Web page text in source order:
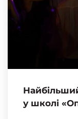
у школі